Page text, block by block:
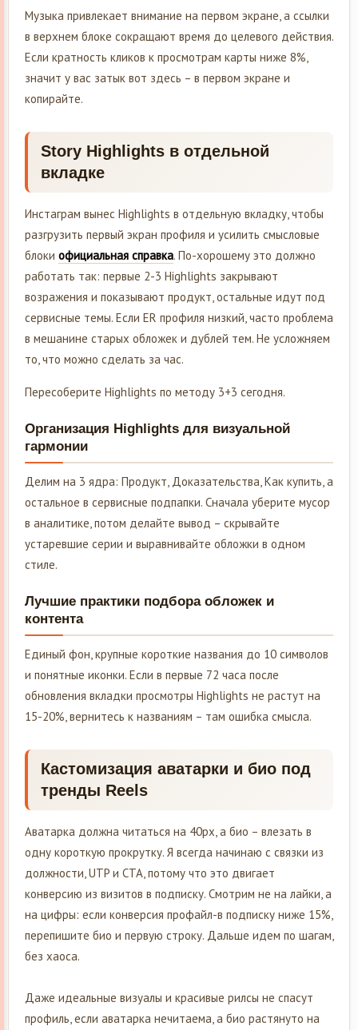
Музыка привлекает внимание на первом экране, а ссылки
в верхнем блоке сокращают время до целевого действия.
Если кратность кликов к просмотрам карты ниже 8%,
значит у вас затык вот здесь – в первом экране и
копирайте.
Story Highlights в отдельной
вкладке
Инстаграм вынес Highlights в отдельную вкладку, чтобы
разгрузить первый экран профиля и усилить смысловые
блоки официальная справка. По-хорошему это должно
работать так: первые 2-3 Highlights закрывают
возражения и показывают продукт, остальные идут под
сервисные темы. Если ER профиля низкий, часто проблема
в мешанине старых обложек и дублей тем. Не усложняем
то, что можно сделать за час.
Пересоберите Highlights по методу 3+3 сегодня.
Организация Highlights для визуальной
гармонии
Делим на 3 ядра: Продукт, Доказательства, Как купить, а
остальное в сервисные подпапки. Сначала уберите мусор
в аналитике, потом делайте вывод – скрывайте
устаревшие серии и выравнивайте обложки в одном
стиле.
Лучшие практики подбора обложек и
контента
Единый фон, крупные короткие названия до 10 символов
и понятные иконки. Если в первые 72 часа после
обновления вкладки просмотры Highlights не растут на
15-20%, вернитесь к названиям – там ошибка смысла.
Кастомизация аватарки и био под
тренды Reels
Аватарка должна читаться на 40px, а био – влезать в
одну короткую прокрутку. Я всегда начинаю с связки из
должности, UTP и CTA, потому что это двигает
конверсию из визитов в подписку. Смотрим не на лайки, а
на цифры: если конверсия профайл-в подписку ниже 15%,
перепишите био и первую строку. Дальше идем по шагам,
без хаоса.
Даже идеальные визуалы и красивые рилсы не спасут
профиль, если аватарка нечитаема, а био растянуто на